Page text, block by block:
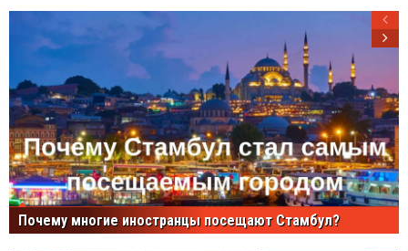
Почему многие иностранцы посещают Стамбул?